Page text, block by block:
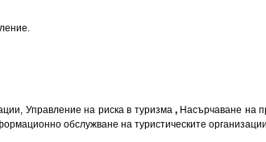
Управление на риска в туризма, Насърчаване на
обслужване на туристическите